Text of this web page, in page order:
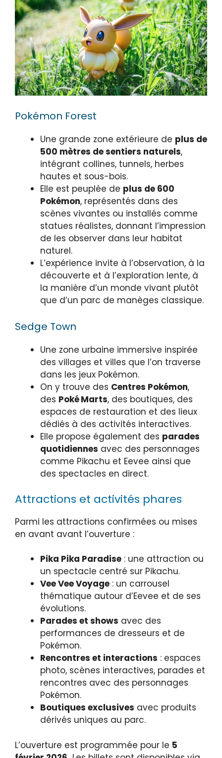
Pokémon Forest
Une grande zone extérieure de plus de
500 mètres de sentiers naturels,
intégrant collines, tunnels, herbes
hautes et sous-bois.
Elle est peuplée de plus de 600
Pokémon, représentés dans des
scènes vivantes ou installés comme
statues réalistes, donnant l’impression
de les observer dans leur habitat
naturel.
L’expérience invite à l’observation, à la
découverte et à l’exploration lente, à
la manière d’un monde vivant plutôt
que d’un parc de manèges classique.
Sedge Town
Une zone urbaine immersive inspirée
des villages et villes que l’on traverse
dans les jeux Pokémon.
On y trouve des Centres Pokémon,
des Poké Marts, des boutiques, des
espaces de restauration et des lieux
dédiés à des activités interactives.
Elle propose également des parades
quotidiennes avec des personnages
comme Pikachu et Eevee ainsi que
des spectacles en direct.
Attractions et activités phares
Parmi les attractions confirmées ou mises
en avant avant l’ouverture :
Pika Pika Paradise : une attraction ou
un spectacle centré sur Pikachu.
Vee Vee Voyage : un carrousel
thématique autour d’Eevee et de ses
évolutions.
Parades et shows avec des
performances de dresseurs et de
Pokémon.
Rencontres et interactions : espaces
photo, scènes interactives, parades et
rencontres avec des personnages
Pokémon.
Boutiques exclusives avec produits
dérivés uniques au parc.
L’ouverture est programmée pour le 5